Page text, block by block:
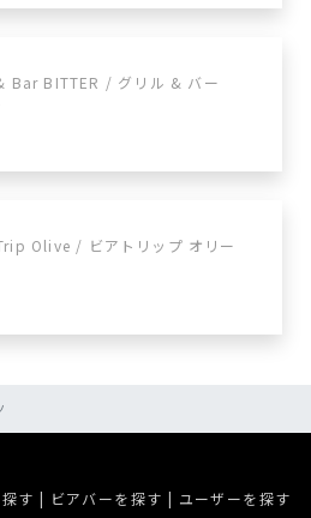
Bar BITTER / グリル & バー
Olive / ビアトリップ オリー
す | ビアバーを探す | ユーザーを探す